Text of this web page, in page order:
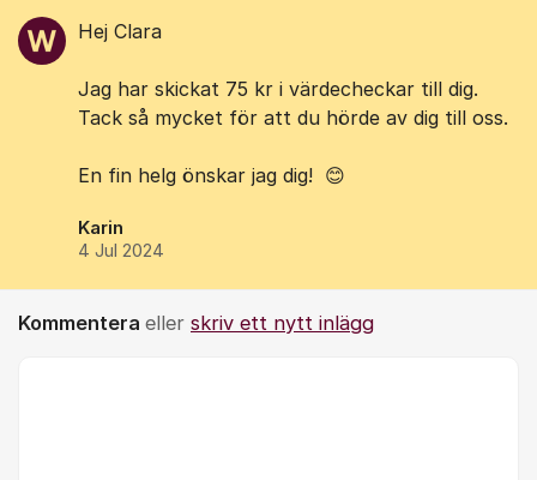
Hej Clara
Jag har skickat 75 kr i värdecheckar till dig.
Tack så mycket för att du hörde av dig till oss.
En fin helg önskar jag dig! 😊
Karin
4 Jul 2024
Kommentera eller skriv ett nytt inlägg